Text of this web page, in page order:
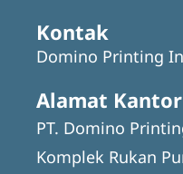
Kontak
Domino Printing
Alamat Kantor
PT. Domino
Komplek Rukan